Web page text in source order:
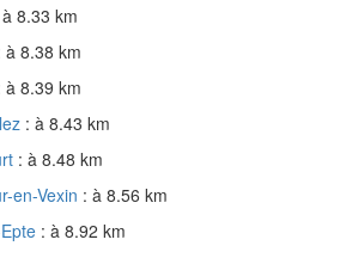
8.33 km
à 8.38 km
à 8.39 km
: à 8.43 km
: à 8.48 km
en-Vexin : à 8.56 km
: à 8.92 km